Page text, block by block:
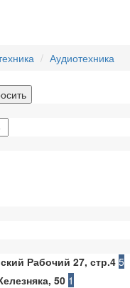
Аудиотехника
Рабочий 27, стр.4 5
50 1